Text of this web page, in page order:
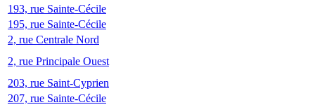
193, rue Sainte-Cécile
195, rue Sainte-Cécile
2, rue Centrale Nord
2, rue Principale Ouest
203, rue Saint-Cyprien
207, rue Sainte-Cécile